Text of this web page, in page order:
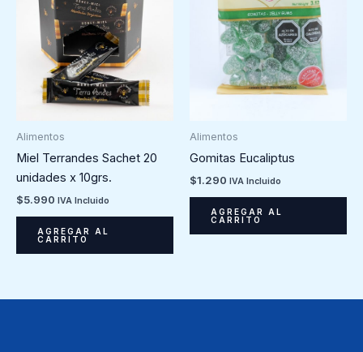
Alimentos
Miel Terrandes Sachet 20
unidades x 10grs.
$5.990 IVA Incluido
AGREGAR AL
CARRITO
Alimentos
Gomitas Eucaliptus
$1.290 IVA Incluido
AGREGAR AL
CARRITO